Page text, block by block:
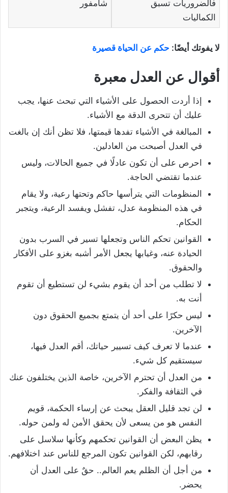
فالضروريات تسبق
الكماليات
شامفور
لا يفوتك أيضًا: حكم عن الحياة قصيرة
أقوال عن العدل معبرة
إذا أردت الحصول على الأشياء التي تبحث عنها، يجب
عليك أن تتحرى الدقة مع الأشياء.
المبالغة في الأشياء تفدها قيمتها، فلا تظن أنك إن بالغت
في العدل أصبحت من العادلين.
احرص على أن تكون عادلًا في جميع الحالات، وليس
عندما تقتضي الحاجة.
المنظومات التي يترأسها حاكم وتحتها رعية، ولا يقام
في هذه المنظومة عدل، تفشل ويفسد الرعية، ويتجبر
الحكام.
القوانين تحكم الناس وتجعلها تسير في السرب بدون
الحيادة عنه، وغيابها يجعل الأمر أشبه بغزو على الأفكار
والحقوق.
لا تطلب من أحد أن يقوم بشيء لن تستطيع أن تقوم
أنت به.
ليس حكرًا على أحد أن يتمتع بجميع الحقوق دون
الآخرين.
عندما لا تعرف كيف تسيير حياتك، أقم العدل فيها،
سيستقيم كل شيء.
من العدل أن تحترم الآخرين، خاصة الذين يختلفون عنك
في الثقافة والفكر.
لن تجد قليل العقل يبحث عن إرساء الحكمة، قويم
النفس هو من يسعى لأن يحقق الأمن له ولمن حوله.
يظن البعض أن القوانين تحكمهم وكأنها سلاسل على
رقابهم، لكن القوانين تكون المرجع للناس عند اختلافهم.
من أجل أن الظلم يعم العالم.. حقٌ على العدل أن
يحضر.